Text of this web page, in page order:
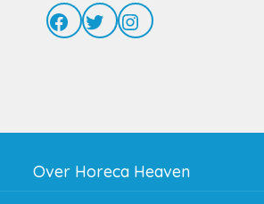
Facebook
TwitterInstagram
Over Horeca Heaven